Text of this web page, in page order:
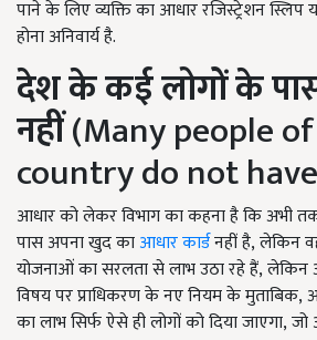
पाने के लिए व्यक्ति का आधार रजिस्ट्रेशन स्लिप
होना अनिवार्य है.
देश के कई लोगों के
नहीं(Many people
country do not
आधार को लेकर विभाग का कहना है कि अभी
पास अपना खुद काआधार कार्डनहीं है, लेकिन
योजनाओं का सरलता से लाभ उठा रहे हैं, लेकिन
विषय पर प्राधिकरण के नए नियम के मुताबिक,
का लाभ सिर्फ ऐसे ही लोगों को दिया जाएगा,